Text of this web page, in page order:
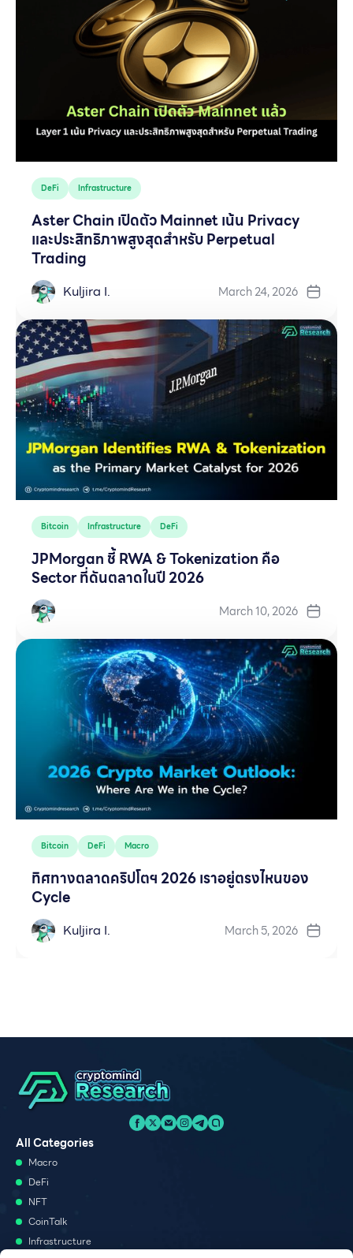
DeFi Infrastructure
Aster Chain เปิดตัว Mainnet เน้น Privacy
และประสิทธิภาพสูงสุดสำหรับ Perpetual
Trading
Kuljira I. March 24, 2026
Bitcoin Infrastructure DeFi
JPMorgan ชี้ RWA & Tokenization คือ
Sector ที่ดันตลาดในปี 2026
March 10, 2026
Bitcoin DeFi Macro
ทิศทางตลาดคริปโตฯ 2026 เราอยู่ตรงไหนของ
Cycle
Kuljira I. March 5, 2026
All Categories
Macro
DeFi
NFT
CoinTalk
Infrastructure